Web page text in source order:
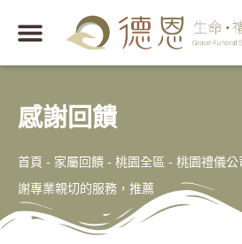
感謝回饋
首頁 - 家屬回饋 - 桃園全區 - 桃園禮儀
謝專業親切的服務，推薦